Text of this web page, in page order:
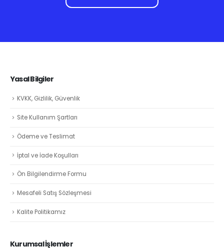
Yasal Bilgiler
KVKK, Gizlilik, Güvenlik
Site Kullanım Şartları
Ödeme ve Teslimat
İptal ve İade Koşulları
Ön Bilgilendirme Formu
Mesafeli Satış Sözleşmesi
Kalite Politikamız
Kurumsal İşlemler